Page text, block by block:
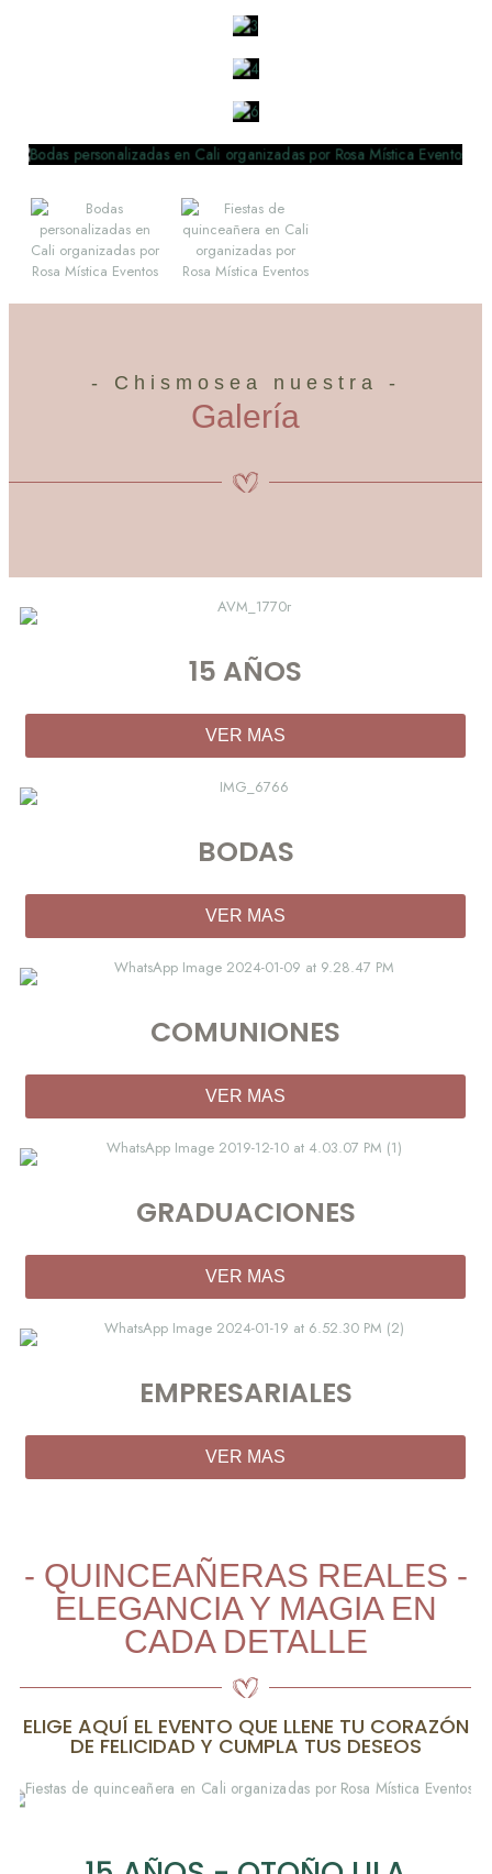
- Chismosea nuestra -
Galería
15 AÑOS
VER MAS
BODAS
VER MAS
COMUNIONES
VER MAS
GRADUACIONES
VER MAS
EMPRESARIALES
VER MAS
- QUINCEAÑERAS REALES -
ELEGANCIA Y MAGIA EN
CADA DETALLE
ELIGE AQUÍ EL EVENTO QUE LLENE TU CORAZÓN
DE FELICIDAD Y CUMPLA TUS DESEOS